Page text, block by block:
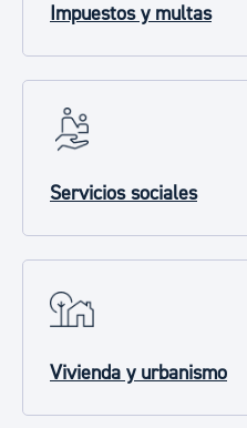
Impuestos y multas
Servicios sociales
Vivienda y urbanismo